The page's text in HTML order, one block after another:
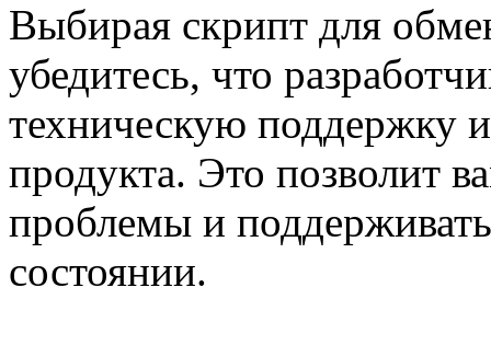
Выбирая скрипт для
убедитесь, что
техническую поддержку
продукта. Это позволит
проблемы и
состоянии.